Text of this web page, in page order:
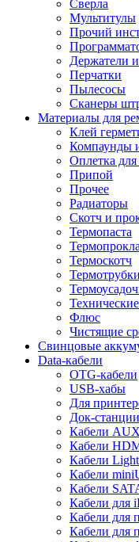
Сверла
Мультитулы
Прочий
Держатели
Перчатки
Пылесосы
Сканеры
Материалы для
Клей
Компаунды
Оплетка
Припой
Прочее
Радиаторы
Скотч и
Термопаста
Термоскотч
Термотрубки
Флюс
Чистящие
Свинцовые
Data-кабели
OTG-кабели
USB-хабы
Для
Док-
Кабели AUX
Кабели
Кабели
Кабели
Кабели
Кабели для
Кабели для
Кабели для